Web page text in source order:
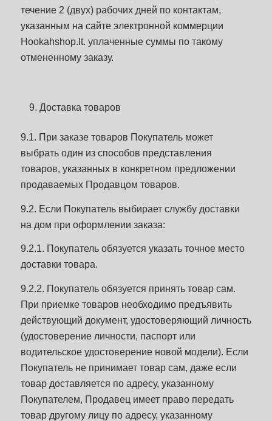
течение 2 (двух) рабочих дней по контактам,
указанным на сайте электронной коммерции
Hookahshop.lt. уплаченные суммы по такому
отмененному заказу.
Доставка товаров
9.1. При заказе товаров Покупатель может
выбрать один из способов представления
товаров, указанных в конкретном предложении
продаваемых Продавцом товаров.
9.2. Если Покупатель выбирает службу доставки
на дом при оформлении заказа:
9.2.1. Покупатель обязуется указать точное место
доставки товара.
9.2.2. Покупатель обязуется принять товар сам.
При приемке товаров необходимо предъявить
действующий документ, удостоверяющий личность
(удостоверение личности, паспорт или
водительское удостоверение новой модели). Если
Покупатель не принимает товар сам, даже если
товар доставляется по адресу, указанному
Покупателем, Продавец имеет право передать
товар другому лицу по адресу, указанному